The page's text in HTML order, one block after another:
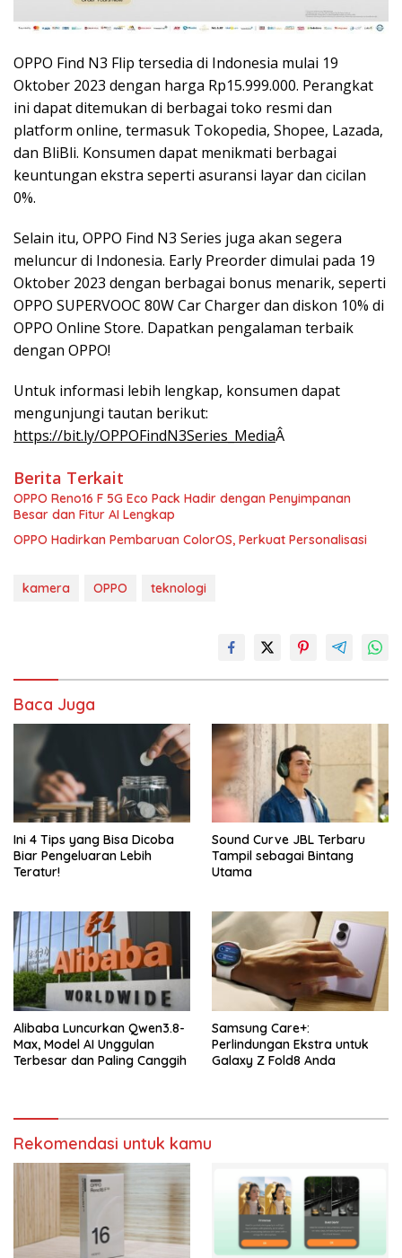
OPPO Find N3 Flip tersedia di Indonesia mulai 19
Oktober 2023 dengan harga Rp15.999.000. Perangkat
ini dapat ditemukan di berbagai toko resmi dan
platform online, termasuk Tokopedia, Shopee, Lazada,
dan BliBli. Konsumen dapat menikmati berbagai
keuntungan ekstra seperti asuransi layar dan cicilan
0%.
Selain itu, OPPO Find N3 Series juga akan segera
meluncur di Indonesia. Early Preorder dimulai pada 19
Oktober 2023 dengan berbagai bonus menarik, seperti
OPPO SUPERVOOC 80W Car Charger dan diskon 10% di
OPPO Online Store. Dapatkan pengalaman terbaik
dengan OPPO!
Untuk informasi lebih lengkap, konsumen dapat
mengunjungi tautan berikut:
https://bit.ly/OPPOFindN3Series_MediaÂ
Berita Terkait
OPPO Reno16 F 5G Eco Pack Hadir dengan Penyimpanan
Besar dan Fitur AI Lengkap
OPPO Hadirkan Pembaruan ColorOS, Perkuat Personalisasi
kamera OPPO teknologi
Baca Juga
Ini 4 Tips yang Bisa Dicoba
Biar Pengeluaran Lebih
Teratur!
Sound Curve JBL Terbaru
Tampil sebagai Bintang
Utama
Alibaba Luncurkan Qwen3.8-
Max, Model AI Unggulan
Terbesar dan Paling Canggih
Samsung Care+:
Perlindungan Ekstra untuk
Galaxy Z Fold8 Anda
Rekomendasi untuk kamu